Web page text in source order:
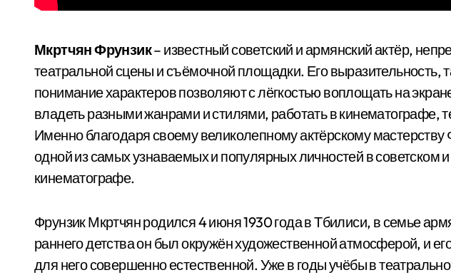
Мкртчян Фрунзик– известный советский и армянский актёр,
театральной сцены и съёмочной площадки. Его выразительность,
понимание характеров позволяют с лёгкостью воплощать на
владеть разными жанрами и стилями, работать в кинематографе,
Именно благодаря своему великолепному актёрскому мастерству
одной из самых узнаваемых и популярных личностей в советском
кинематографе.
Фрунзик Мкртчян родился 4 июня 1930 года в Тбилиси, в семье
раннего детства он был окружён художественной атмосферой, и
для него совершенно естественной. Уже в годы учёбы в